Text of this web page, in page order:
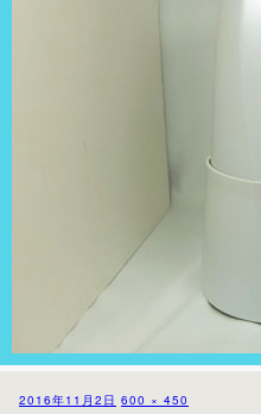
投
2016年11月2日 フ
600 × 450